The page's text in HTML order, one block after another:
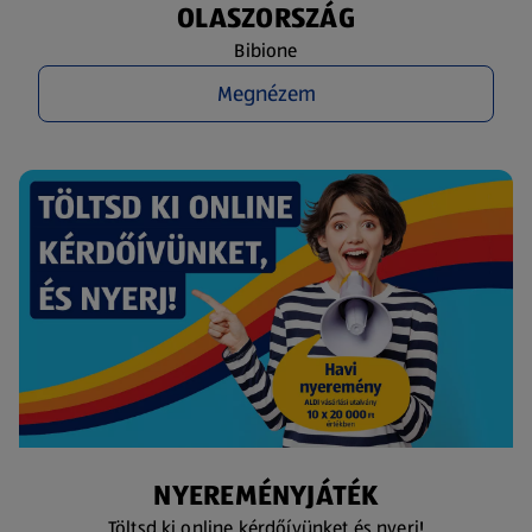
OLASZORSZÁG
Bibione
Megnézem
NYEREMÉNYJÁTÉK